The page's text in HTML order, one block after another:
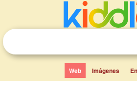
Web Imágenes